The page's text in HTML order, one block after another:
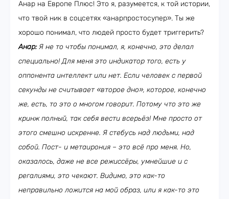
Анар на Европе Плюс! Это я, разумеется, к той истории,
что твой ник в соцсетях «анарпростосупер». Ты же
хорошо понимал, что людей просто будет триггерить?
Анар:Я не то чтобы понимал, я, конечно, это делал
специально! Для меня это индикатор того, есть у
оппонента интеллект или нет. Если человек с первой
секунды не считывает «второе дно», которое, конечно
же, есть, то это о многом говорит. Потому что это же
кринж полный, так себя вести всерьёз! Мне просто от
этого смешно искренне. Я стебусь над людьми, над
собой. Пост- и метаирония – это всё про меня. Но,
оказалось, даже не все режиссёры, умнейшие и с
регалиями, это чекают. Видимо, это как-то
неправильно ложится на мой образ, или я как-то это